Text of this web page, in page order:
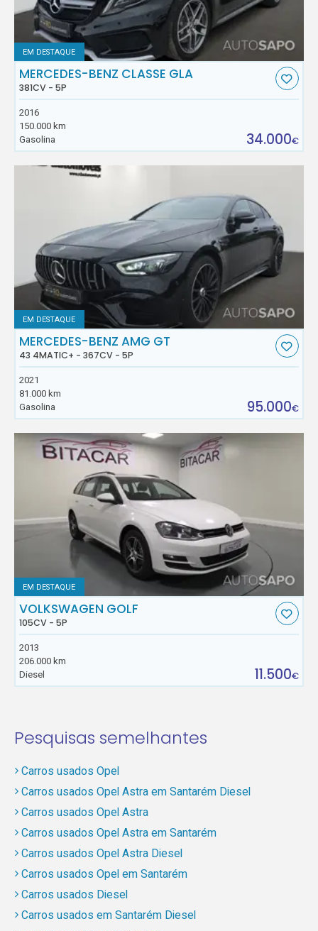
EM DESTAQUE
MERCEDES-BENZ CLASSE GLA
381CV - 5P
2016
150.000 km
Gasolina
34.000€
EM DESTAQUE
MERCEDES-BENZ AMG GT
43 4MATIC+ - 367CV - 5P
2021
81.000 km
Gasolina
95.000€
EM DESTAQUE
VOLKSWAGEN GOLF
105CV - 5P
2013
206.000 km
Diesel
11.500€
Pesquisas semelhantes
Carros usados Opel
Carros usados Opel Astra em Santarém Diesel
Carros usados Opel Astra
Carros usados Opel Astra em Santarém
Carros usados Opel Astra Diesel
Carros usados Opel em Santarém
Carros usados Diesel
Carros usados em Santarém Diesel